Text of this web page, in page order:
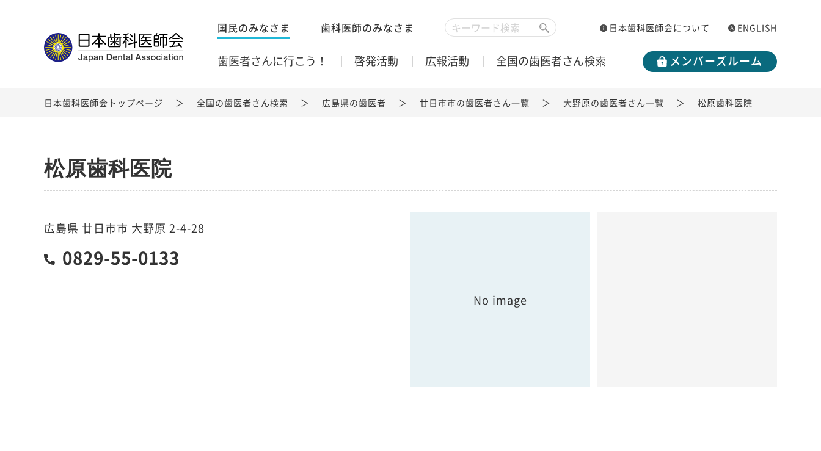
国民のみなさま 歯科医師のみなさま 日本歯科医師会について ENGLISH
歯医者さんに行こう！ 啓発活動 広報活動 全国の歯医者さん検索 メンバーズルーム
日本歯科医師会トップページ 全国の歯医者さん検索 広島県の歯医者 廿日市市の歯医者さん一覧 大野原の歯医者さん一覧 松原歯科医院
松原歯科医院
広島県 廿日市市 大野原 2-4-28
0829-55-0133
No image